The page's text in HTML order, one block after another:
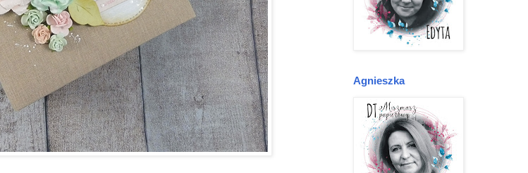
Agnieszka